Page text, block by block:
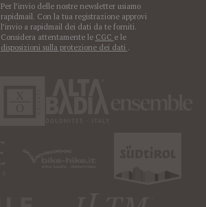
Per l’invio delle nostre newsletter usiamo
rapidmail. Con la tua registrazione approvi
l’invio a rapidmail dei dati da te forniti.
Considera attentamente le CGC e le
disposizioni sulla protezione dei dati .